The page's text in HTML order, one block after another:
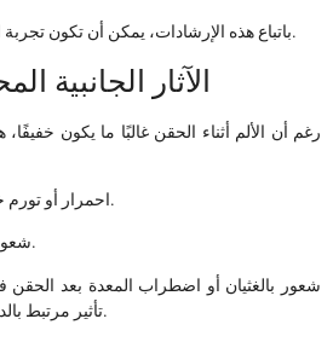
باتباع هذه الإرشادات، يمكن أن تكون تجربة الحقن أقل إيلامًا وأكثر سهولة.
:الآثار الجانبية
رغم أن الألم أثناء الحقن غالبًا ما يكون
احمرار أو تورم خفيف في موقع الحقن.
شعور بحكة أو دفء مؤقت.
شعور بالغثيان أو اضطراب المعدة بعد
تأثير مرتبط بالدواء نفسه وليس الإبرة.